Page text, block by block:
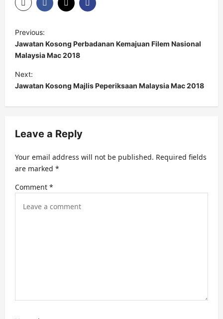
P
o
s
t
n
a
i
a
i
Previous:
Jawatan Kosong Perbadanan Kemajuan Filem Nasional
Malaysia Mac 2018
Next:
Jawatan Kosong Majlis Peperiksaan Malaysia Mac 2018
Leave a Reply
Your email address will not be published. Required fields
are marked *
Comment *